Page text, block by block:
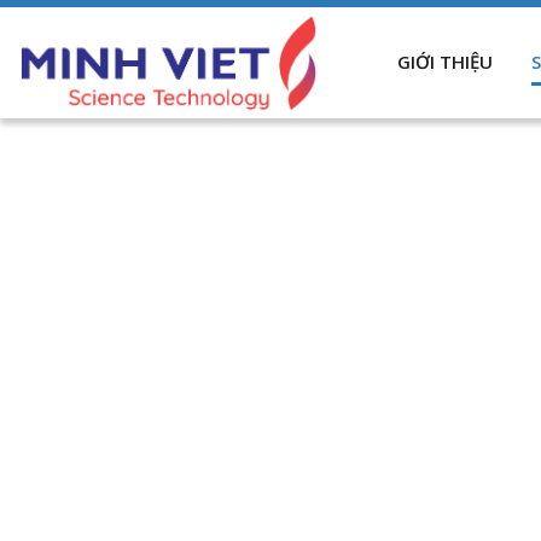
GIỚI THIỆU
trang chủ sản phẩm giải pháp về tế bào nghiên